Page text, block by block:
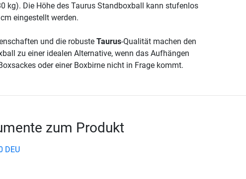
kg). Die Höhe des Taurus Standboxball kann stufenlos
eingestellt werden.
und die robuste Taurus-Qualität machen den
zu einer idealen Alternative, wenn das Aufhängen
oder einer Boxbirne nicht in Frage kommt.
zum Produkt
DEU